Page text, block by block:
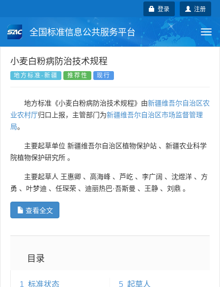
注册
登录
全国标准信息公共服务平台
国家标准 行业标准
国外标准 技术委员会
小麦白粉病防治技术规程
地方标准-新疆 推荐性 现行
地方标准《小麦白粉病防治技术规程》由新疆维吾尔自治区农
业农村厅归口上报，主管部门为新疆维吾尔自治区市场监督管理
局。
主要起草单位 新疆维吾尔自治区植物保护站 、 新疆农业科学
院植物保护研究所 。
主要起草人 王惠卿 、 高海峰 、 芦屹 、 李广阔 、 沈煜洋 、 方
勇 、 叶梦迪 、 任琛荣 、 迪丽热巴·吾斯曼 、 王静 、 刘鼎 。
查看全文
目录
1 标准状态
5 起草人